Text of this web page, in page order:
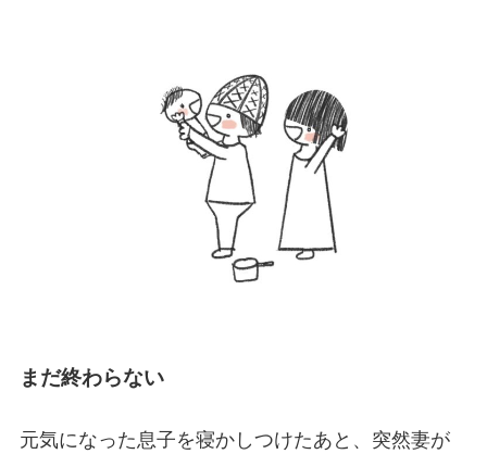
まだ終わらない
元気になった息子を寝かしつけたあと、突然妻が